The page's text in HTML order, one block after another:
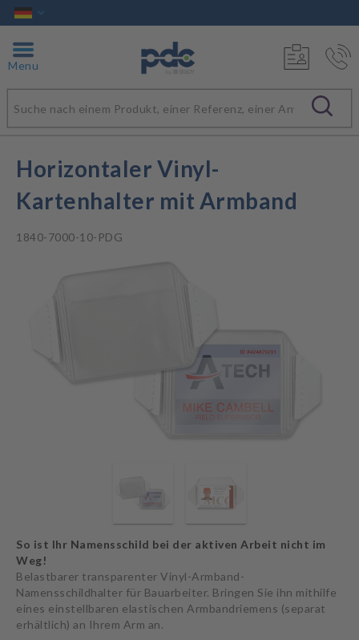
Menu
Horizontaler Vinyl-
Kartenhalter mit Armband
1840-7000-10-PDG
So ist Ihr Namensschild bei der aktiven Arbeit nicht im
Weg!
Belastbarer transparenter Vinyl-Armband-
Namensschildhalter für Bauarbeiter. Bringen Sie ihn mithilfe
eines einstellbaren elastischen Armbandriemens (separat
erhältlich) an Ihrem Arm an.